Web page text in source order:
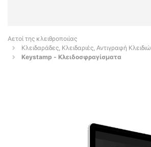
Αετοί της κλειθροποιίας
Κλειδαράδες, Κλειδαριές, Αντιγραφή
Keystamp - Κλειδοσφραγίσματα